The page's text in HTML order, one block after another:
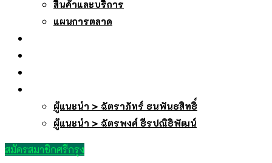
สินค้าและบริการ
แผนการตลาด
ผู้แนะนำ > ฉัตราภัทร์ ธนพันธสิทธิ์
ผู้แนะนำ > ฉัตรพงศ์ ธีรปณิธิพัฒน์
สมัครสมาชิกศรีกรุง